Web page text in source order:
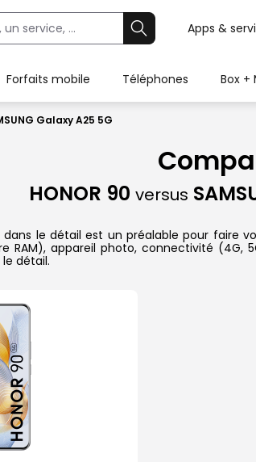
Apps &
Forfaits mobile Téléphones Box +
Galaxy A25 5G
HONOR 90 versus
dans le détail est un préalable pour
RAM), appareil photo, connectivité
détail.